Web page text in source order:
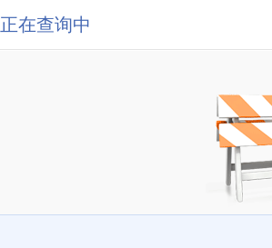
正在查询中